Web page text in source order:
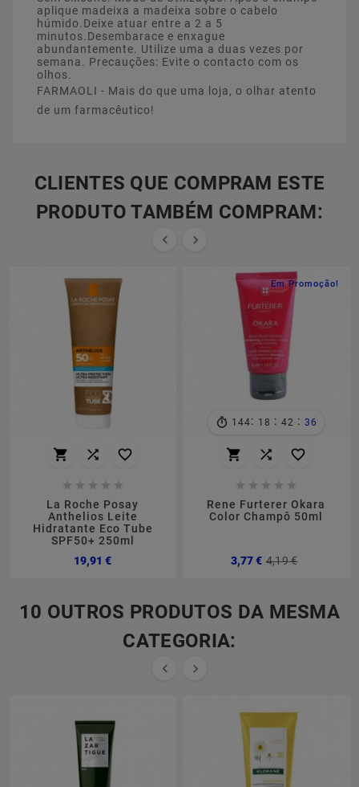
aplique madeixa a madeixa sobre o cabelo
húmido.Deixe atuar entre a 2 a 5
minutos.Desembarace e enxague
abundantemente. Utilize uma a duas vezes por
semana. Precauções: Evite o contacto com os
olhos.
FARMAOLI - Mais do que uma loja, o olhar atento
de um farmacêutico!
CLIENTES QUE COMPRAM ESTE
PRODUTO TAMBÉM COMPRAM:
 
  
    
La Roche Posay
Anthelios Leite
Hidratante Eco Tube
SPF50+ 250ml
19,91 €Preço
Em Promoção!
144: 18 : 42 : 35
  
    
Rene Furterer Okara
Color Champô 50ml
3,77 € 4,19 €
10 OUTROS PRODUTOS DA MESMA
CATEGORIA:
 